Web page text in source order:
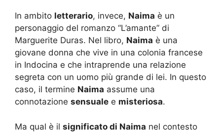
In ambito letterario, invece, Naima è un
personaggio del romanzo “L’amante” di
Marguerite Duras. Nel libro, Naima è una
giovane donna che vive in una colonia francese
in Indocina e che intraprende una relazione
segreta con un uomo più grande di lei. In questo
caso, il termine Naima assume una
connotazione sensuale e misteriosa.
Ma qual è il significato di Naima nel contesto